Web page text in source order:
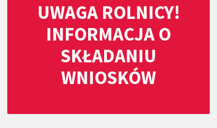
UWAGA ROLNICY!
INFORMACJA O
SKŁADANIU
WNIOSKÓW